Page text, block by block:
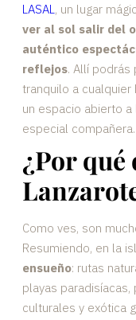
LASAL, un lugar
ver al sol salir del
auténtico
reflejos. Allí podrás
tranquilo a cualquier
un espacio abierto
especial compañera.
¿Por
Como ves, son
Resumiendo, en la
ensueño: rutas
playas
culturales y exótica